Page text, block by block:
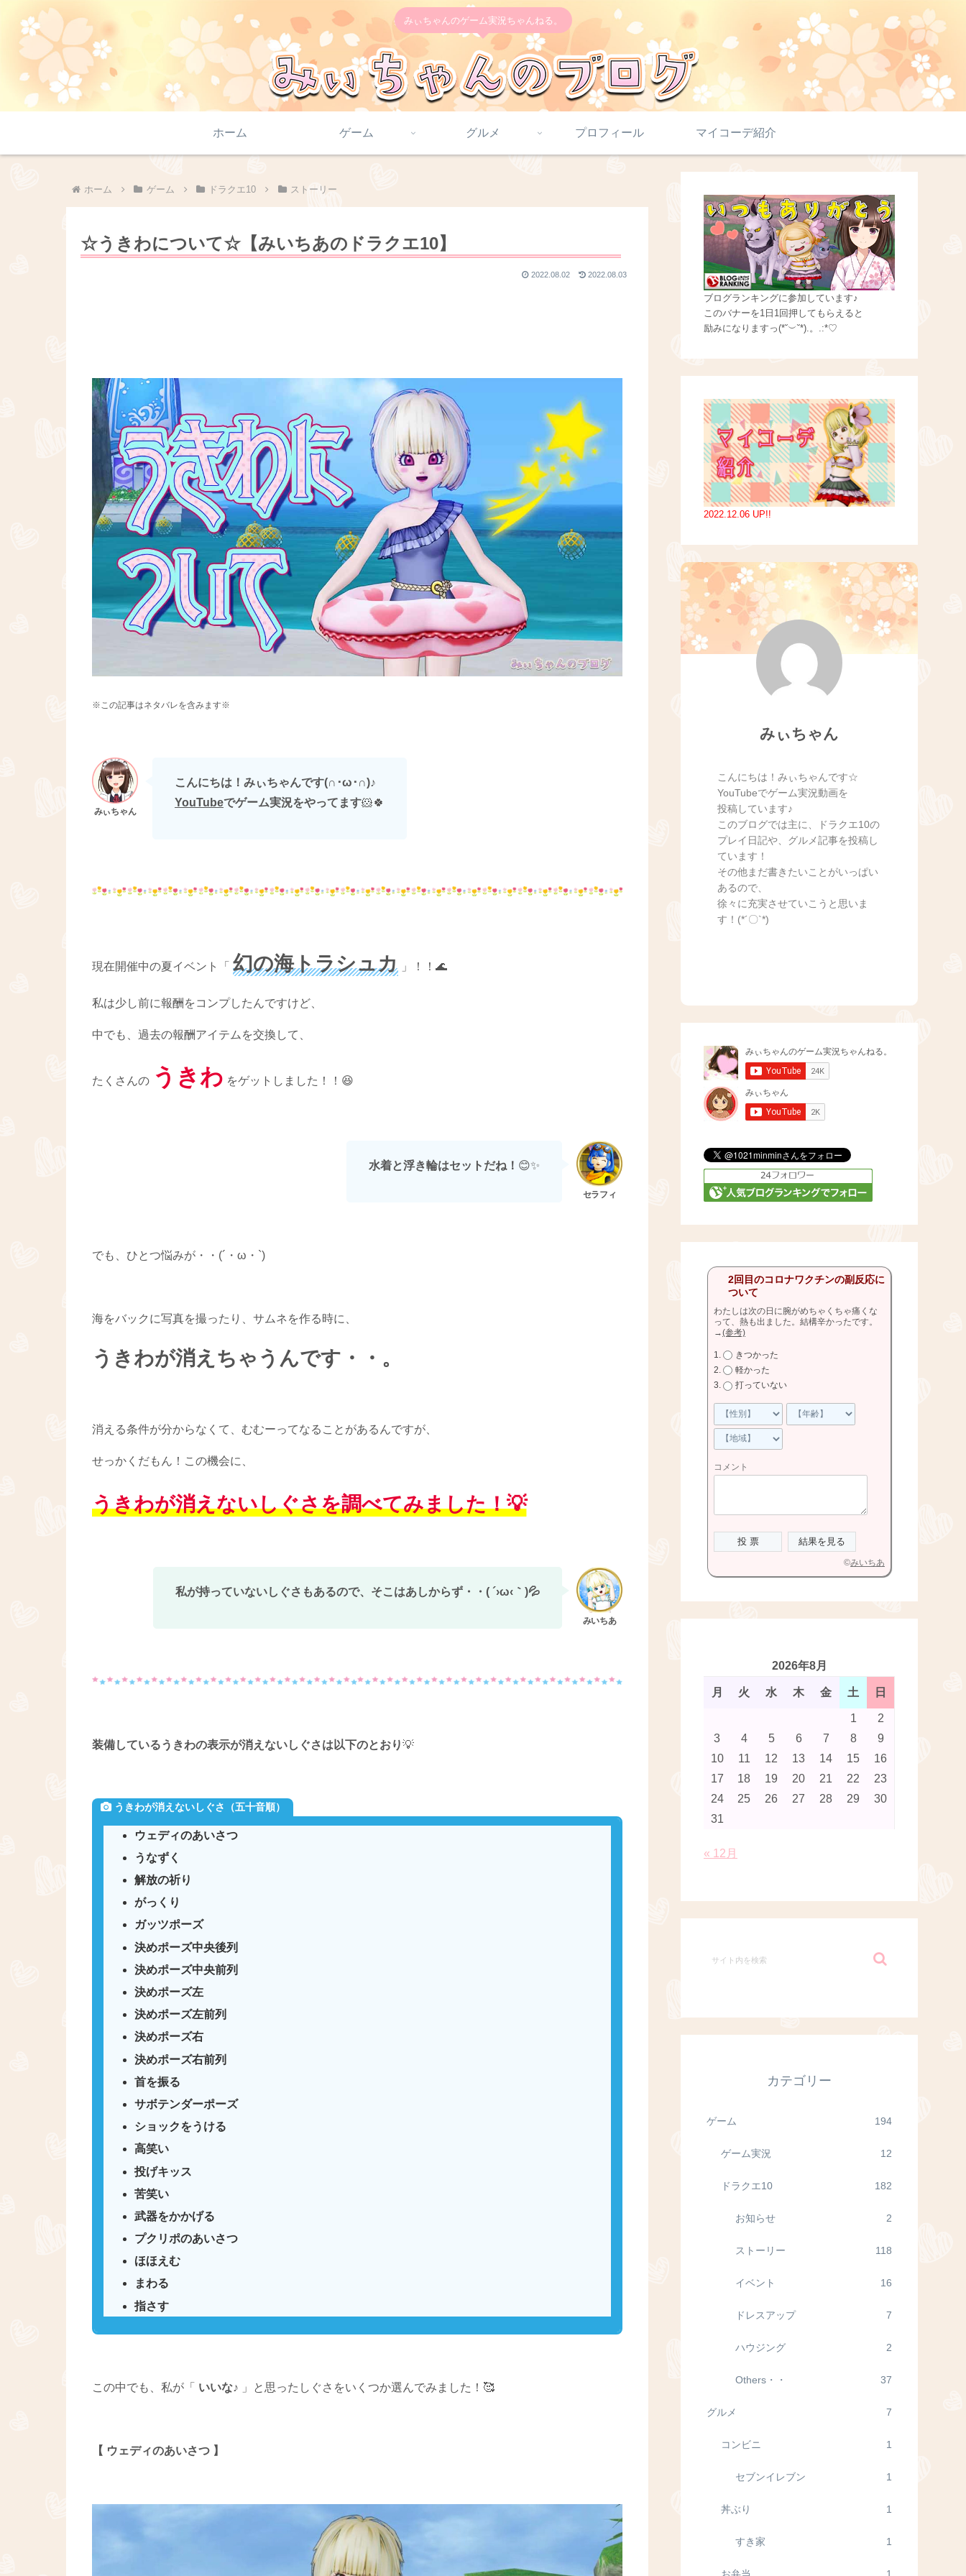
みぃちゃんのゲーム実況ちゃんねる。
ホーム ゲーム グルメ プロフィール マイコーデ紹介
ホーム ゲーム ドラクエ10 ストーリー
☆うきわについて☆【みいちあのドラクエ10】
2022.08.02 2022.08.03
※この記事はネタバレを含みます※
こんにちは！みぃちゃんです(∩･ω･∩)♪
YouTubeでゲーム実況をやってます🐹🍀
現在開催中の夏イベント「 幻の海トラシュカ 」！！🌊
私は少し前に報酬をコンプしたんですけど、
中でも、過去の報酬アイテムを交換して、
たくさんの うきわ をゲットしました！！😆
水着と浮き輪はセットだね！ 😊✨
でも、ひとつ悩みが・・(´・ω・`)
海をバックに写真を撮ったり、サムネを作る時に、
うきわが消えちゃうんです・・。
消える条件が分からなくて、むむーってなることがあるんですが、
せっかくだもん！この機会に、
うきわが消えないしぐさを調べてみました！💡
私が持っていないしぐさもあるので、そこはあしからず・・( ´›ω‹｀)💦
装備しているうきわの表示が消えないしぐさは以下のとおり💡
うきわが消えないしぐさ（五十音順）
ウェディのあいさつ
うなずく
解放の祈り
がっくり
ガッツポーズ
決めポーズ中央後列
決めポーズ中央前列
決めポーズ左
決めポーズ左前列
決めポーズ右
決めポーズ右前列
首を振る
サボテンダーポーズ
ショックをうける
高笑い
投げキッス
苦笑い
武器をかかげる
プクリポのあいさつ
ほほえむ
まわる
指さす
この中でも、私が「 いいな♪ 」と思ったしぐさをいくつか選んでみました！🥰
【 ウェディのあいさつ 】
ブログランキングに参加しています♪
このバナーを1日1回押してもらえると
励みになりますっ(*˘︶˘*).。.:*♡
2022.12.06 UP!!
みぃちゃん
こんにちは！みぃちゃんです☆
YouTubeでゲーム実況動画を
投稿しています♪
このブログでは主に、ドラクエ10の
プレイ日記や、グルメ記事を投稿し
ています！
その他まだ書きたいことがいっぱい
あるので、
徐々に充実させていこうと思いま
す！(*´〇`*)
2回目のコロナワクチンの副反応に
ついて
わたしは次の日に腕がめちゃくちゃ痛くな
って、熱も出ました。結構辛かったです。
→(参考)
きつかった
軽かった
打っていない
コメント
©みいちあ
2026年8月
月 火 水 木 金 土 日
1
2
3
4 5 6 7 8
9
10
11 12 13 14 15
16
17
18 19 20 21 22
23
24
25 26 27 28 29
30
31
« 12月
カテゴリー
ゲーム 194
ゲーム実況 12
ドラクエ10 182
お知らせ 2
ストーリー 118
イベント 16
ドレスアップ 7
ハウジング 2
Others・・ 37
グルメ 7
コンビニ 1
セブンイレブン 1
丼ぶり 1
すき家 1
お弁当 1